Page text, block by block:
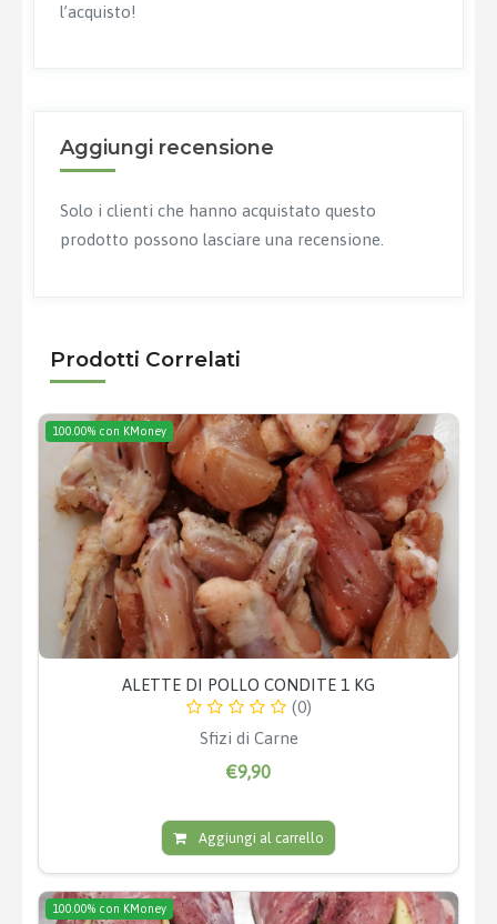
l’acquisto!
Aggiungi recensione
Solo i clienti che hanno acquistato questo
prodotto possono lasciare una recensione.
Prodotti Correlati
100.00% con KMoney
ALETTE DI POLLO CONDITE 1 KG
(0)
Sfizi di Carne
€9,90
Aggiungi al carrello
100.00% con KMoney